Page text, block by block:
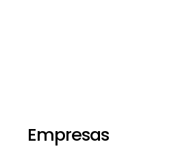
Empresas